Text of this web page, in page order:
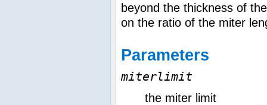
beyond the thickness of
on the ratio of the miter
Parameters
miterlimit
the miter limit